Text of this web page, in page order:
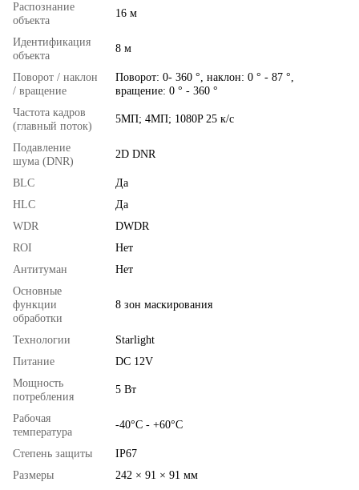
Распознание
объекта
16 м
Идентификация
объекта
8 м
Поворот / наклон
/ вращение
Поворот: 0- 360 °, наклон: 0 ° - 87 °,
вращение: 0 ° - 360 °
Частота кадров
(главный поток)
5МП; 4МП; 1080P 25 к/с
Подавление
шума (DNR)
2D DNR
BLC
Да
HLC
Да
WDR
DWDR
ROI
Нет
Антитуман
Нет
Основные
функции
обработки
8 зон маскирования
Технологии
Starlight
Питание
DC 12V
Мощность
потребления
5 Вт
Рабочая
температура
-40°C - +60°C
Степень защиты
IP67
Размеры
242 × 91 × 91 мм